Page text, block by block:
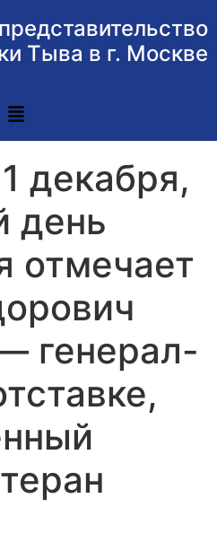
Тыва в г. Москве
декабря,
день
отмечает
генерал-